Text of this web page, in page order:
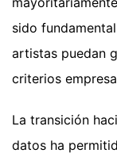
sido
artistas puedan
criterios
La transición
datos ha